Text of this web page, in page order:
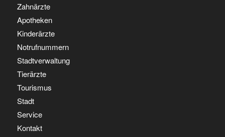
Zahnärzte
Apotheken
Kinderärzte
Notrufnummern
Stadtverwaltung
Tierärzte
Tourismus
Stadt
Service
Kontakt